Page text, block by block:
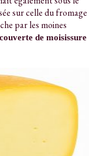
sur celle du fromage
par les moines
de moisissure